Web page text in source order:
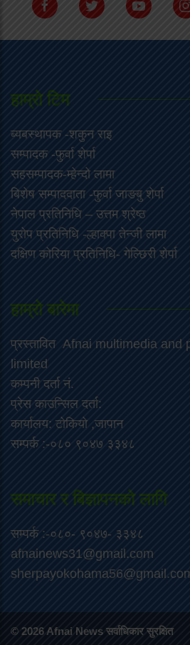
हाम्राे टिम
ब्यबस्थापक -शकुन राइ
सम्पादक -फुर्वा शेर्पा
सहसम्पादक-म्हेन्दो लामा
‍बिशेष सम्पाददाता -फुर्वा जा‌ङबु शेर्पा
नेपाल प्रतिनिधि – उत्तम श्रेष्ठ
युरोप प्रतिनिधि -ल्हाक्पा तेन्जी लामा
दक्षिण कोरिया प्रतिनिधि- गेल्छिरी शेर्पा
हाम्रो बारेमा
प्रस्तावित Afnai multimedia and
limited
कम्पनी दर्ता नं.
प्रेस काउन्सिल दर्ता:
कार्यालय: टोकियो ,जापान
सम्पर्क :-०८० ९०४७ ३३४८
समाचार र बिज्ञापनको लागि
सम्पर्क :-०८०- ९०४७- ३३४८
afnainews31@gmail.com
© 2026 Afnai News सर्वाधिकार सुरक्षित